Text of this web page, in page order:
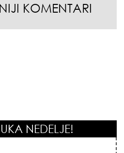
KOMENTARI
NEDELJE!